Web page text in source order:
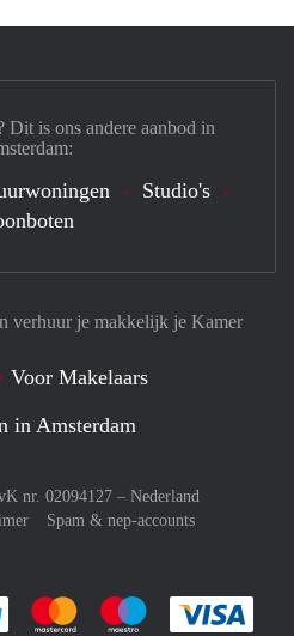
verhuur je makkelijk je Kamer
Voor Makelaars
in Amsterdam
nr. 02094127 – Nederland
Spam & nep-accounts
Je rekent gemakkelijk af met Paypal
Je rekent gemakkelijk af met
Je rekent
Dit is ons andere aanbod in
Studio's